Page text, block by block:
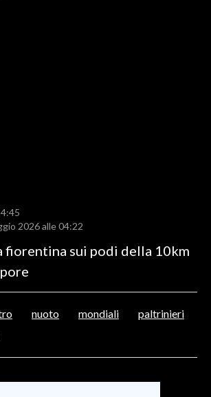
2026 alle 04:22
fiorentina sui podi della 10km
nuoto mondiali
paltrinieri